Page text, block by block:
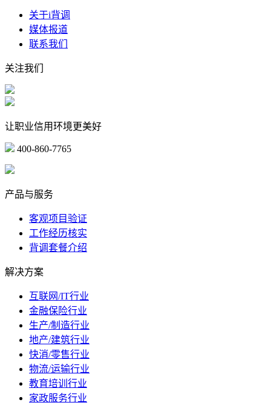
关于i背调
媒体报道
联系我们
关注我们
让职业信用环境更美好
400-860-7765
产品与服务
客观项目验证
工作经历核实
背调套餐介绍
解决方案
互联网/IT行业
金融保险行业
生产/制造行业
地产/建筑行业
快消/零售行业
物流/运输行业
教育培训行业
家政服务行业